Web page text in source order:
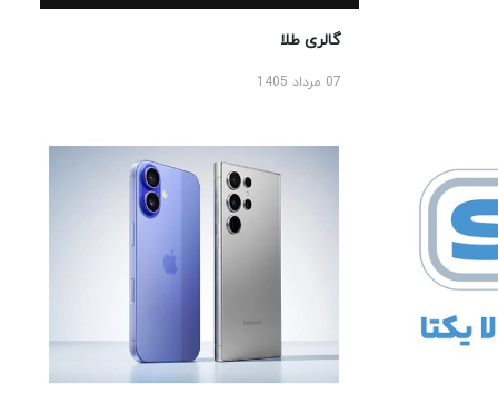
گالری طلا
07 مرداد 1405